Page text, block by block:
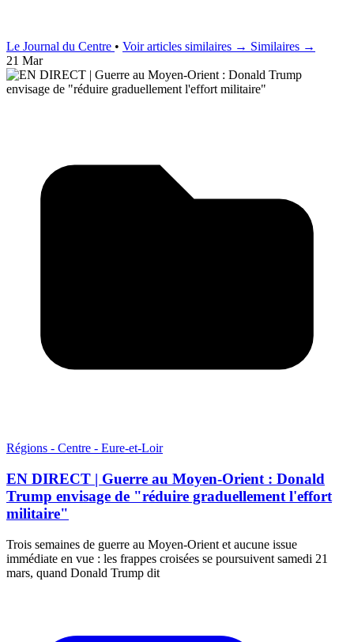
Le Journal du Centre • Voir articles similaires → Similaires →
21 Mar
Régions - Centre - Eure-et-Loir
EN DIRECT | Guerre au Moyen-Orient : Donald
Trump envisage de "réduire graduellement l'effort
militaire"
Trois semaines de guerre au Moyen-Orient et aucune issue
immédiate en vue : les frappes croisées se poursuivent samedi 21
mars, quand Donald Trump dit